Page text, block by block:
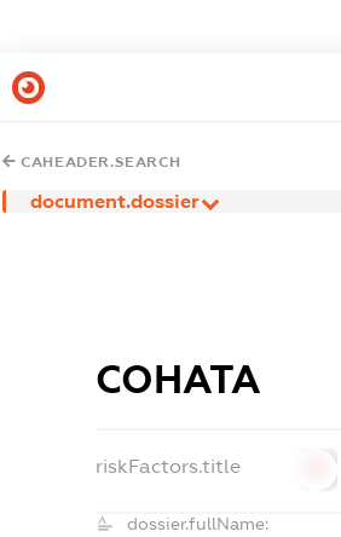
CAHEADER.SEARCH
document.dossier
СОНАТА
riskFactors.title
dossier.fullName: